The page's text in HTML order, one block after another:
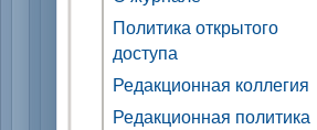
Политика открытого
доступа
Редакционная коллегия
Редакционная политика